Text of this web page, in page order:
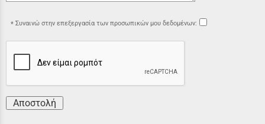
Συναινώ στην επεξεργασία των προσωπικών μου δεδομένων:
Αποστολή